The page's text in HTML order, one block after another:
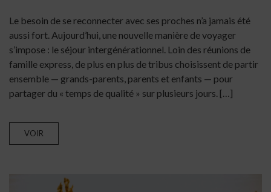
Le besoin de se reconnecter avec ses proches n’a jamais été
aussi fort. Aujourd’hui, une nouvelle manière de voyager
s’impose : le séjour intergénérationnel. Loin des réunions de
famille express, de plus en plus de tribus choisissent de partir
ensemble — grands-parents, parents et enfants — pour
partager du « temps de qualité » sur plusieurs jours. […]
VOIR